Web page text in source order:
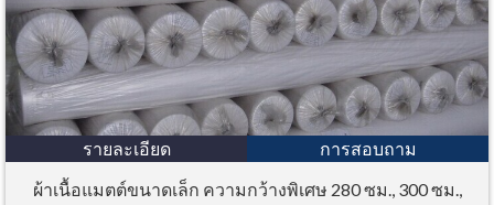
รายละเอียด
การสอบถาม
ผ้าเนื้อแมตต์ขนาดเล็ก ความกว้างพิเศษ 280 ซม., 300 ซม.,